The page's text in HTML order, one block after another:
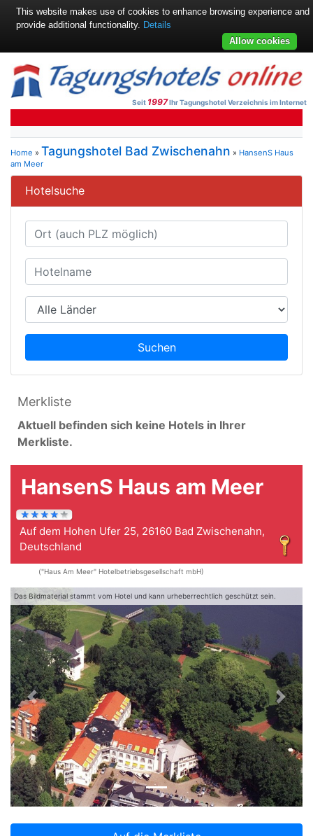
Seit 1997Ihr Tagungshotel Verzeichnis im Internet
Home » Tagungshotel Bad Zwischenahn » HansenS Haus
am Meer
Hotelsuche
Suchen
Merkliste
Aktuell befinden sich keine Hotels in Ihrer
Merkliste.
HansenS Haus am Meer
Auf dem Hohen Ufer 25, 26160 Bad Zwischenahn,
Deutschland
("Haus Am Meer" Hotelbetriebsgesellschaft mbH)
Das Bildmaterial stammt vom Hotel und kann urheberrechtlich geschützt sein.
Zurück
This website makes use of cookies to enhance browsing experience and
provide additional functionality. Details
Allow cookies